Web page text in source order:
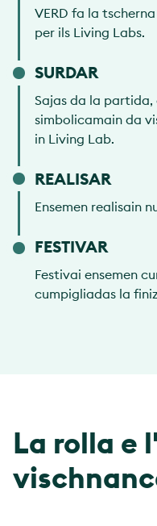
VERD fa la
per ils Living Labs.
SURDAR
Sajas da la partida,
simbolicamain da
in Living Lab.
REALISAR
Ensemen realisain
FESTIVAR
Festivai ensemen
cumpigliadas la
La rolla e